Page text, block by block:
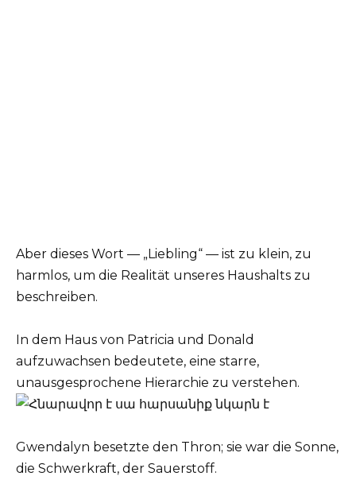
Aber dieses Wort — „Liebling“ — ist zu klein, zu
harmlos, um die Realität unseres Haushalts zu
beschreiben.
In dem Haus von Patricia und Donald
aufzuwachsen bedeutete, eine starre,
unausgesprochene Hierarchie zu verstehen.
Gwendalyn besetzte den Thron; sie war die Sonne,
die Schwerkraft, der Sauerstoff.